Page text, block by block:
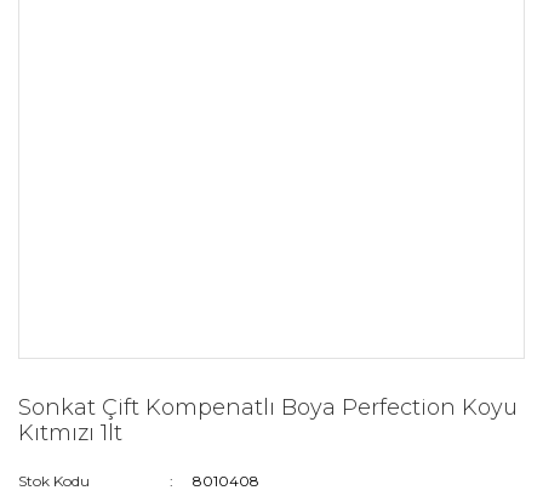
Sonkat Çift Kompenatlı Boya Perfection Koyu
Kıtmızı 1lt
Stok Kodu
8010408